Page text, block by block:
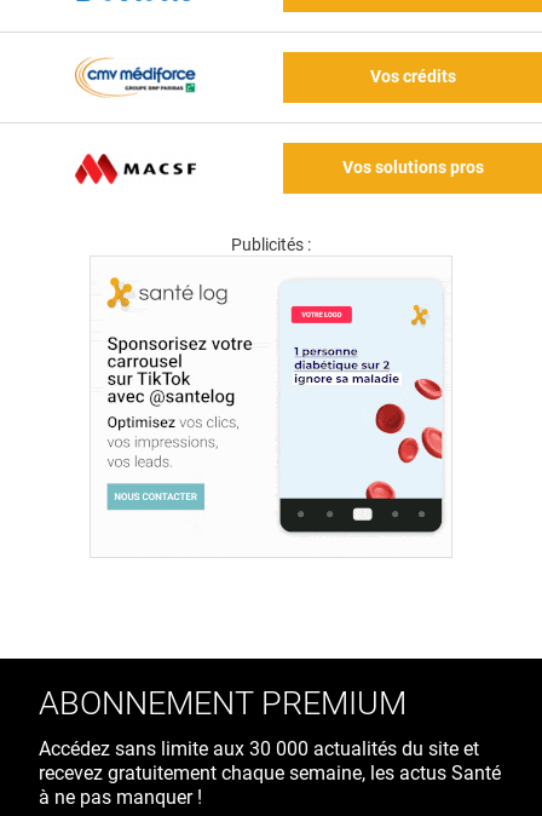
Vos crédits
Vos solutions pros
Publicités :
ABONNEMENT PREMIUM
Accédez sans limite aux 30 000 actualités du site et
recevez gratuitement chaque semaine, les actus Santé
à ne pas manquer !